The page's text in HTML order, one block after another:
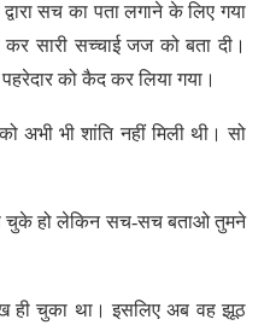
सच का पता लगाने के लिए गया
सारी सच्चाई जज को बता दी।
को कैद कर लिया गया।
अभी भी शांति नहीं मिली थी। सो
हो चुके हो लेकिन सच-सच बताओ तुमने
ही चुका था। इसलिए अब वह झूठ